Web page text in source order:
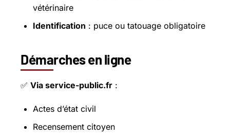
vétérinaire
Identification : puce ou tatouage obligatoire
Démarches en ligne
✅ Via service-public.fr :
Actes d’état civil
Recensement citoyen